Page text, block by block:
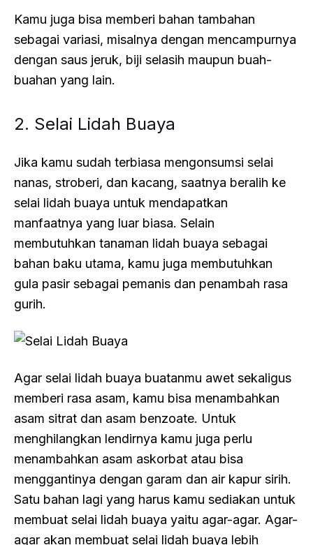
Kamu juga bisa memberi bahan tambahan
sebagai variasi, misalnya dengan mencampurnya
dengan saus jeruk, biji selasih maupun buah-
buahan yang lain.
2. Selai Lidah Buaya
Jika kamu sudah terbiasa mengonsumsi selai
nanas, stroberi, dan kacang, saatnya beralih ke
selai lidah buaya untuk mendapatkan
manfaatnya yang luar biasa. Selain
membutuhkan tanaman lidah buaya sebagai
bahan baku utama, kamu juga membutuhkan
gula pasir sebagai pemanis dan penambah rasa
gurih.
Agar selai lidah buaya buatanmu awet sekaligus
memberi rasa asam, kamu bisa menambahkan
asam sitrat dan asam benzoate. Untuk
menghilangkan lendirnya kamu juga perlu
menambahkan asam askorbat atau bisa
menggantinya dengan garam dan air kapur sirih.
Satu bahan lagi yang harus kamu sediakan untuk
membuat selai lidah buaya yaitu agar-agar. Agar-
agar akan membuat selai lidah buaya lebih